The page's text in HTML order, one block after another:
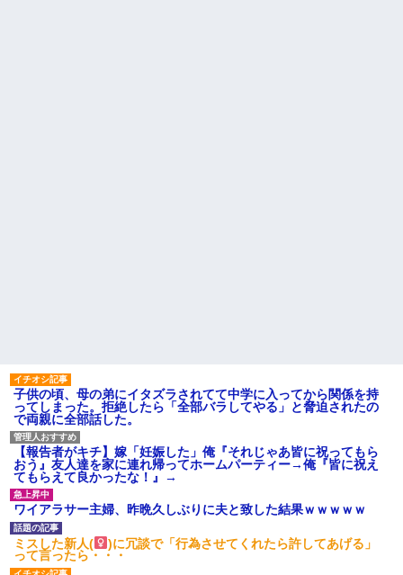
の？ｗｗ」「逆に超安い」
私「ちょっと、人の家の金庫
触らないでよ！」キチママ『そ
こに金庫があったから、開けて
みようとしただけ☆』義兄「泥
は出てけ！二度と来るな！」結
果・・・
私「初めて飲む味だけどなん
のお茶？」彼「ちっ！」私「」
【GIF】JSのカンチョーワロ
タ
後続車にクラクションを鳴ら
され彼氏が逆切れ。「何クラク
ション鳴らしてんだ！降りてこ
子供の頃、母の弟にイタズラされてて中学に入ってから関係を持
ってしまった。拒絶したら「全部バラしてやる」と脅迫されたの
で両親に全部話した。
【報告者がキチ】嫁「妊娠した」俺『それじゃあ皆に祝ってもら
おう』友人達を家に連れ帰ってホームパーティー→俺『皆に祝え
てもらえて良かったな！』→
ワイアラサー主婦、昨晩久しぶりに夫と致した結果ｗｗｗｗｗ
ミスした新人(
)に冗談で「行為させてくれたら許してあげる」
って言ったら・・・